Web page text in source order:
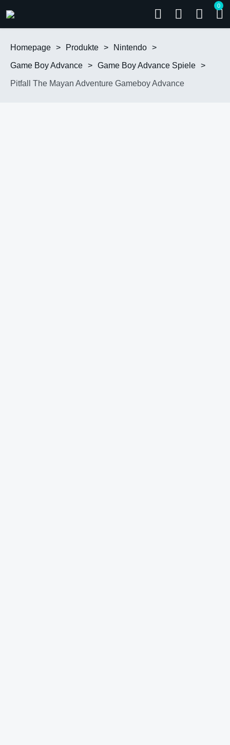
0
Homepage > Produkte > Nintendo >
Game Boy Advance > Game Boy Advance Spiele >
Pitfall The Mayan Adventure Gameboy Advance